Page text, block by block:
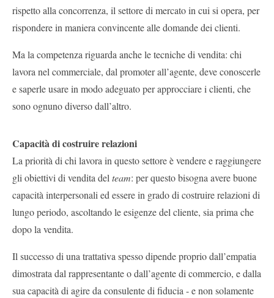
rispetto alla concorrenza, il settore di mercato in cui si opera, per
rispondere in maniera convincente alle domande dei clienti.
Ma la competenza riguarda anche le tecniche di vendita: chi
lavora nel commerciale, dal promoter all’agente, deve conoscerle
e saperle usare in modo adeguato per approcciare i clienti, che
sono ognuno diverso dall’altro.
Capacità di costruire relazioni
La priorità di chi lavora in questo settore è vendere e raggiungere
gli obiettivi di vendita del team: per questo bisogna avere buone
capacità interpersonali ed essere in grado di costruire relazioni di
lungo periodo, ascoltando le esigenze del cliente, sia prima che
dopo la vendita.
Il successo di una trattativa spesso dipende proprio dall’empatia
dimostrata dal rappresentante o dall’agente di commercio, e dalla
sua capacità di agire da consulente di fiducia - e non solamente